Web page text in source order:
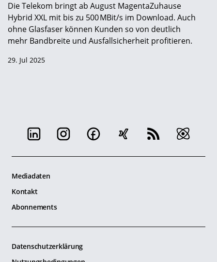
Die Telekom bringt ab August MagentaZuhause
Hybrid XXL mit bis zu 500 MBit/s im Download. Auch
ohne Glasfaser können Kunden so von deutlich
mehr Bandbreite und Ausfallsicherheit profitieren.
29. Jul 2025
Mediadaten
Kontakt
Abonnements
Datenschutzerklärung